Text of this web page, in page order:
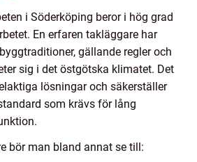
i Söderköping beror i hög grad
En erfaren takläggare har
gällande regler och
sig i det östgötska klimatet. Det
lösningar och säkerställer
som krävs för lång
bör man bland annat se till: